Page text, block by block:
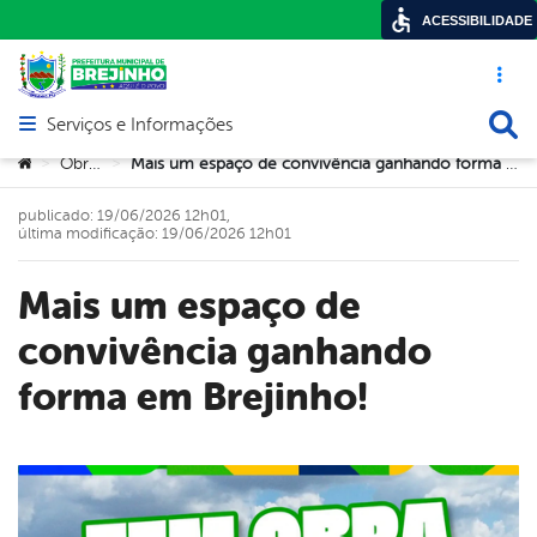
Acesso
Abrir menu principal de navegação
Serviços e Informações
Você está aqui:
> Obras > Mais um espaço de convivência ganhando forma em Brejinho!
Mais um espaço de
convivência ganhando
forma em Brejinho!
publicado: 19/06/2026 12h01,
última modificação: 19/06/2026 12h01
ACESSIBILIDADE